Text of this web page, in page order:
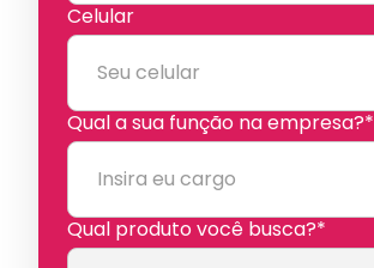
Celular
Qual a sua função na empresa?*
Qual produto você busca?*